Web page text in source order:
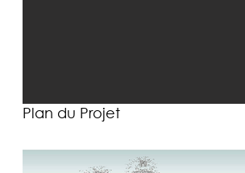
Plan du Projet